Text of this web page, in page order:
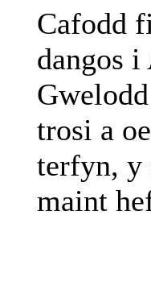
Cafodd
dangos
trosi a
terfyn, y
maint